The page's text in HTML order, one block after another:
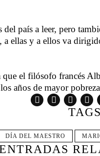
país a leer, pero
ellas y a ellos va
el filósofo francés
años de mayor
DÍA DEL MAESTRO